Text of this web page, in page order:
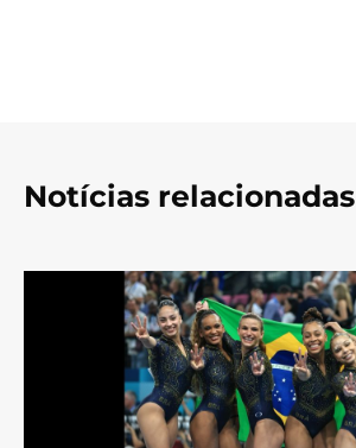
Notícias relacionadas